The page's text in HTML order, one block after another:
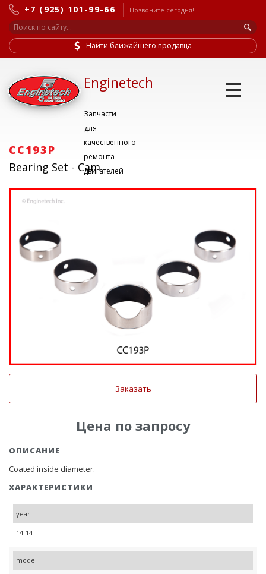
+7 (925) 101-99-66 Позвоните сегодня!
Найти ближайшего продавца
Enginetech
-
Запчасти
для
качественного
ремонта
двигателей
CC193P
Bearing Set - Cam
Заказать
Цена по запросу
ОПИСАНИЕ
Coated inside diameter.
ХАРАКТЕРИСТИКИ
year
14-14
model